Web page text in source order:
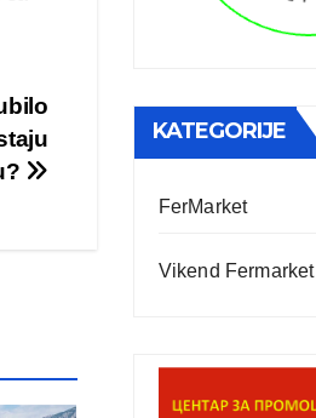
KATEGORIJE
FerMarket
Vikend Fermarket